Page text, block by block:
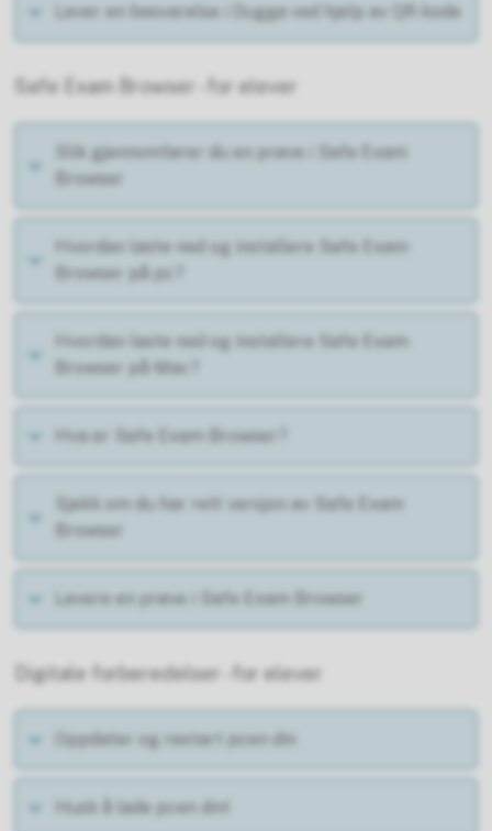
Lever en besvarelse i Dugga ved hjelp av QR-kode
Safe Exam Browser - for elever
Slik gjennomfører du en prøve i Safe Exam
Browser
Hvordan laste ned og installere Safe Exam
Browser på pc?
Hvordan laste ned og installere Safe Exam
Browser på Mac?
Hva er Safe Exam Browser?
Sjekk om du har rett versjon av Safe Exam
Browser
Levere en prøve i Safe Exam Browser
Digitale forberedelser - for elever
Oppdater og restart pcen din
Husk å lade pcen din!